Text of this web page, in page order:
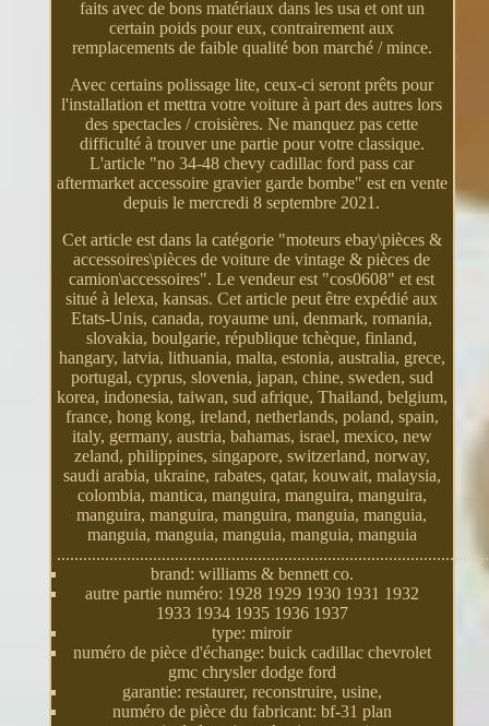
faits avec de bons matériaux dans les usa et ont un
certain poids pour eux, contrairement aux
remplacements de faible qualité bon marché / mince.
Avec certains polissage lite, ceux-ci seront prêts pour
l'installation et mettra votre voiture à part des autres lors
des spectacles / croisières. Ne manquez pas cette
difficulté à trouver une partie pour votre classique.
L'article "no 34-48 chevy cadillac ford pass car
aftermarket accessoire gravier garde bombe" est en vente
depuis le mercredi 8 septembre 2021.
Cet article est dans la catégorie "moteurs ebay\pièces &
accessoires\pièces de voiture de vintage & pièces de
camion\accessoires". Le vendeur est "cos0608" et est
situé à lelexa, kansas. Cet article peut être expédié aux
Etats-Unis, canada, royaume uni, denmark, romania,
slovakia, boulgarie, république tchèque, finland,
hangary, latvia, lithuania, malta, estonia, australia, grece,
portugal, cyprus, slovenia, japan, chine, sweden, sud
korea, indonesia, taiwan, sud afrique, Thailand, belgium,
france, hong kong, ireland, netherlands, poland, spain,
italy, germany, austria, bahamas, israel, mexico, new
zeland, philippines, singapore, switzerland, norway,
saudi arabia, ukraine, rabates, qatar, kouwait, malaysia,
colombia, mantica, manguira, manguira, manguira,
manguira, manguira, manguira, manguia, manguia,
manguia, manguia, manguia, manguia, manguia
brand: williams & bennett co.
autre partie numéro: 1928 1929 1930 1931 1932
1933 1934 1935 1936 1937
type: miroir
numéro de pièce d'échange: buick cadillac chevrolet
gmc chrysler dodge ford
garantie: restaurer, reconstruire, usine,
numéro de pièce du fabricant: bf-31 plan